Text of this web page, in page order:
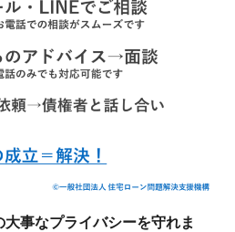
事なプライバシーを守れま